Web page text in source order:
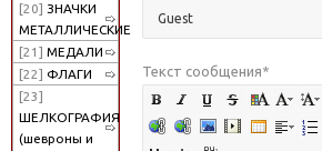
[20] ЗНАЧКИ
МЕТАЛЛИЧЕСКИЕ
[21] МЕДАЛИ
[22] ФЛАГИ
[23]
ШЕЛКОГРАФИЯ
(шевроны и
Текст сообщения*